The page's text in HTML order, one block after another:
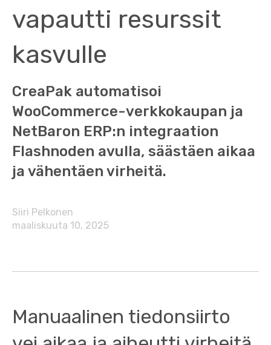
vapautti resurssit
kasvulle
CreaPak automatisoi
WooCommerce-verkkokaupan ja
NetBaron ERP:n integraation
Flashnoden avulla, säästäen aikaa
ja vähentäen virheitä.
Siiri Pelkonen
maaliskuuta 10, 2025
Manuaalinen tiedonsiirto